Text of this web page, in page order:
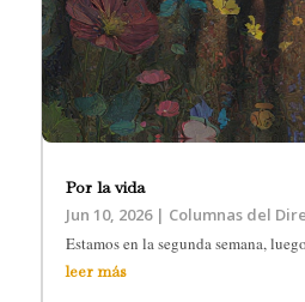
Por la vida
Jun 10, 2026| Columnas del
Estamos en la segunda semana,
leer más